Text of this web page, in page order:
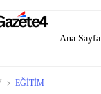
Ana Sayfa
EĞITIM